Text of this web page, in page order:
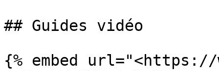
## Guides vidéo
{% embed url="<https://